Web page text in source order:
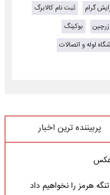
گرام
ثبت نام کالابرگ
زرچین
بوکینگ
لوله و اتصالات
پربیننده ترین اخبار
هرمز را نخواهیم داد